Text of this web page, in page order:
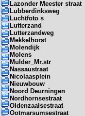
Lazonder Meester straat
Lubberdinksweg
Luchtfoto s
Lutterzand
Lutterzandweg
Mekkelhorst
Molendijk
Molens
Mulder_Mr.str
Nassaustraat
Nicolaasplein
Nieuwbouw
Noord Deurningen
Nordhornsestraat
Oldenzaalsestraat
Ootmarsumsestraat